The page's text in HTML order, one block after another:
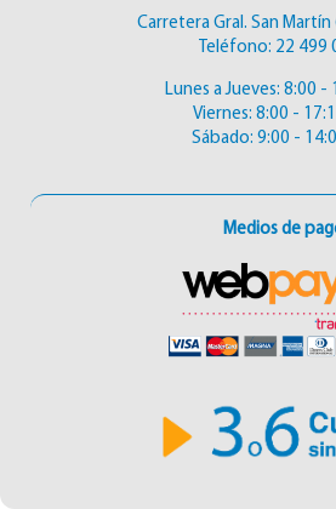
Carretera Gral. San Martín
Teléfono: 22 499
Lunes a Jueves: 8:00 -
Viernes: 8:00 -
Sábado: 9:00 -
Medios de